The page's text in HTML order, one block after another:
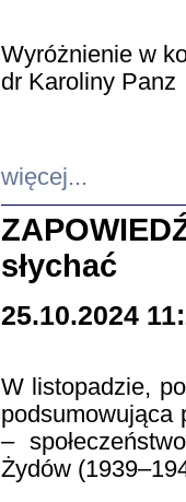
Wyróżnienie w
dr Karoliny Panz
więcej...
słychać
25.10.2024
W listopadzie,
podsumowująca
–
Żydów